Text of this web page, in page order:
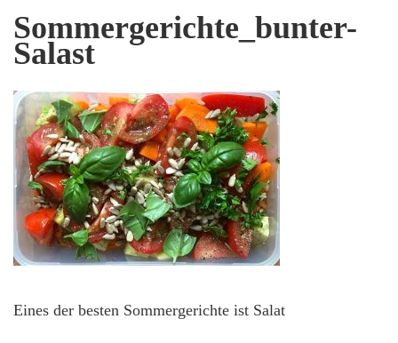
Sommergerichte_bunter-
Salast
Eines der besten Sommergerichte ist Salat